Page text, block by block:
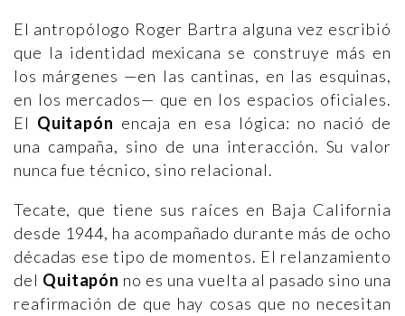
El antropólogo Roger Bartra alguna vez escribió
que la identidad mexicana se construye más en
los márgenes —en las cantinas, en las esquinas,
en los mercados— que en los espacios oficiales.
El Quitapón encaja en esa lógica: no nació de
una campaña, sino de una interacción. Su valor
nunca fue técnico, sino relacional.
Tecate, que tiene sus raíces en Baja California
desde 1944, ha acompañado durante más de ocho
décadas ese tipo de momentos. El relanzamiento
del Quitapón no es una vuelta al pasado sino una
reafirmación de que hay cosas que no necesitan